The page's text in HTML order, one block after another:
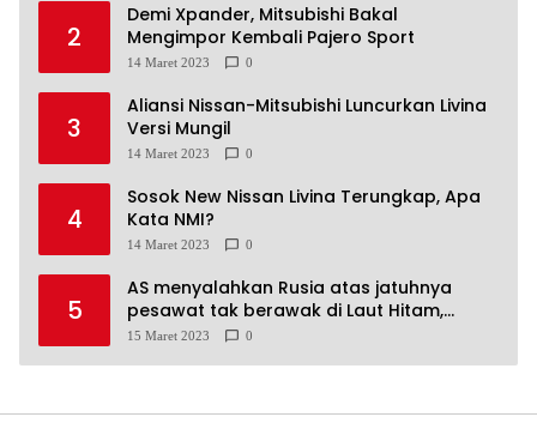
2
Demi Xpander, Mitsubishi Bakal
Mengimpor Kembali Pajero Sport
14 Maret 2023 0
3
Aliansi Nissan-Mitsubishi Luncurkan Livina
Versi Mungil
14 Maret 2023 0
4
Sosok New Nissan Livina Terungkap, Apa
Kata NMI?
14 Maret 2023 0
5
AS menyalahkan Rusia atas jatuhnya
pesawat tak berawak di Laut Hitam,
Moskow menyangkal
15 Maret 2023 0